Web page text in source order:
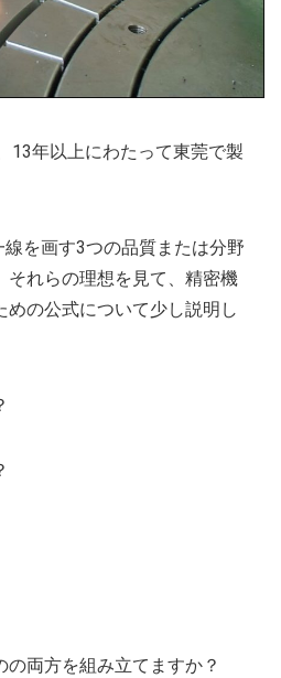
13年以上にわたって東莞で製
を画す3つの品質または分野
それらの理想を見て、精密機
の公式について少し説明し
両方を組み立てますか？